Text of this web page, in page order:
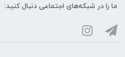
ما را در شبکه‌های اجتماعی دنبال کنید: